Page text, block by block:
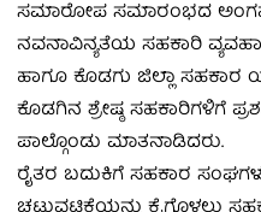
ಸಮಾರೋಪ ಸಮಾರಂಭದ
ನವನಾವಿನ್ಯತೆಯ ಸಹಕಾರಿ
ಹಾಗೂ ಕೊಡಗು ಜಿಲ್ಲಾ
ಕೊಡಗಿನ ಶ್ರೇಷ್ಠ ಸಹಕಾರಿಗಳಿಗೆ
ಪಾಲ್ಗೊಂಡು ಮಾತನಾಡಿದರು.
ರೈತರ ಬದುಕಿಗೆ ಸಹಕಾರ ಸಂಘಗಳು